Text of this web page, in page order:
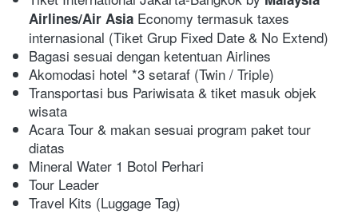
Airlines/Air Asia Economy termasuk taxes
internasional (Tiket Grup Fixed Date & No Extend)
Bagasi sesuai dengan ketentuan Airlines
Akomodasi hotel *3 setaraf (Twin / Triple)
Transportasi bus Pariwisata & tiket masuk objek
wisata
Acara Tour & makan sesuai program paket tour
diatas
Mineral Water 1 Botol Perhari
Tour Leader
Travel Kits (Luggage Tag)